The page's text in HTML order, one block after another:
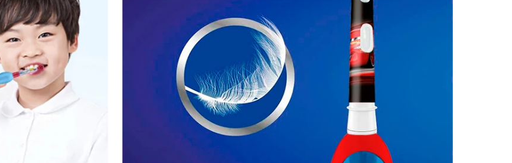
и превратит рутинную ежедневную гигиеническую процедуру в увлекательное
совершенно безопасна в использовании. Ее мягкие расщепленные на концах щетинки не
чистки зубов, и в то же время тщательно очищают каждый отдельный зубик
возвратно-вращательным механизмом способны удалить намного больше налета, чем
устраняют проявившийся гингивит.